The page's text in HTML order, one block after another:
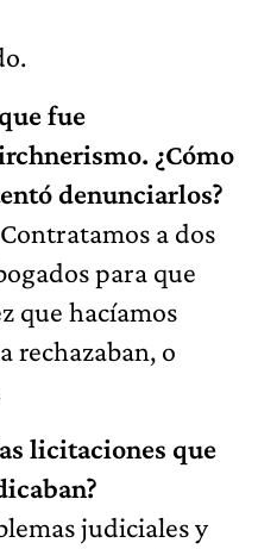
fue
¿Cómo
denunciarlos?
a dos
para que
que hacíamos
rechazaban, o
licitaciones que
judiciales y